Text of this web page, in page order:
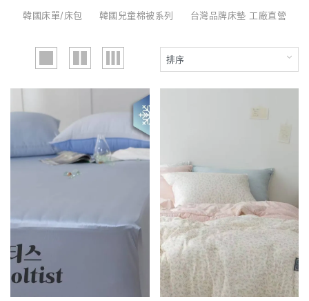
韓國床單/床包
韓國兒童棉被系列 台灣品牌床墊 工廠直營